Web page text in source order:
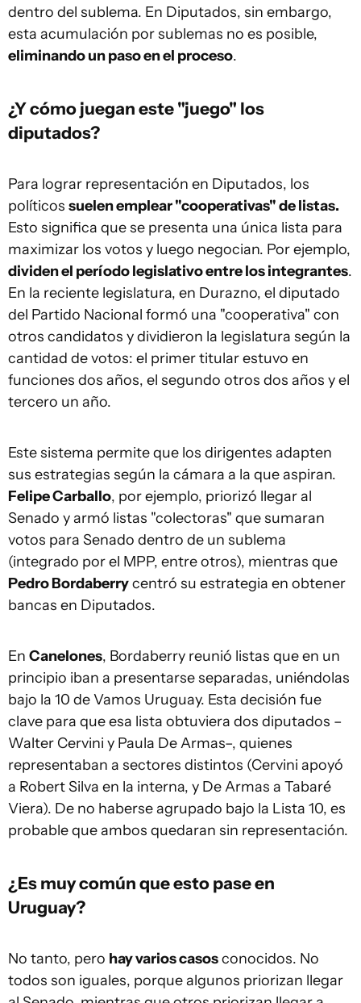
dentro del sublema. En Diputados, sin embargo,
esta acumulación por sublemas no es posible,
eliminando un paso en el proceso.
¿Y cómo juegan este "juego" los
diputados?
Para lograr representación en Diputados, los
políticos suelen emplear "cooperativas" de listas.
Esto significa que se presenta una única lista para
maximizar los votos y luego negocian. Por ejemplo,
dividen el período legislativo entre los integrantes.
En la reciente legislatura, en Durazno, el diputado
del Partido Nacional formó una "cooperativa" con
otros candidatos y dividieron la legislatura según la
cantidad de votos: el primer titular estuvo en
funciones dos años, el segundo otros dos años y el
tercero un año.
Este sistema permite que los dirigentes adapten
sus estrategias según la cámara a la que aspiran.
Felipe Carballo, por ejemplo, priorizó llegar al
Senado y armó listas "colectoras" que sumaran
votos para Senado dentro de un sublema
(integrado por el MPP, entre otros), mientras que
Pedro Bordaberrycentró su estrategia en obtener
bancas en Diputados.
En Canelones, Bordaberry reunió listas que en un
principio iban a presentarse separadas, uniéndolas
bajo la 10 de Vamos Uruguay. Esta decisión fue
clave para que esa lista obtuviera dos diputados –
Walter Cervini y Paula De Armas–, quienes
representaban a sectores distintos (Cervini apoyó
a Robert Silva en la interna, y De Armas a Tabaré
Viera). De no haberse agrupado bajo la Lista 10, es
probable que ambos quedaran sin representación.
¿Es muy común que esto pase en
Uruguay?
No tanto, pero hay varios casosconocidos. No
todos son iguales, porque algunos priorizan llegar